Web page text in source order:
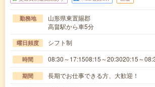
勤務地
山形県東置賜郡
高畠駅から車5分
曜日頻度 シフト制
時間 08:30～17:1508:15～20:3020:15～
期間 長期でお仕事できる方、大歓迎！